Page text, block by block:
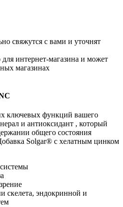
свяжутся с вами и уточнят
интернет-магазина и может
магазинах
ключевых функций вашего
и антиоксидант , который
общего состояния
Solgar® с хелатным цинком
скелета, эндокринной и